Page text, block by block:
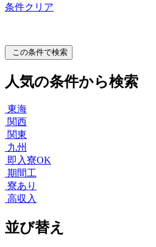
条件クリア
この条件で検索
人気の条件から検索
東海
関西
関東
九州
即入寮OK
期間工
寮あり
高収入
並び替え